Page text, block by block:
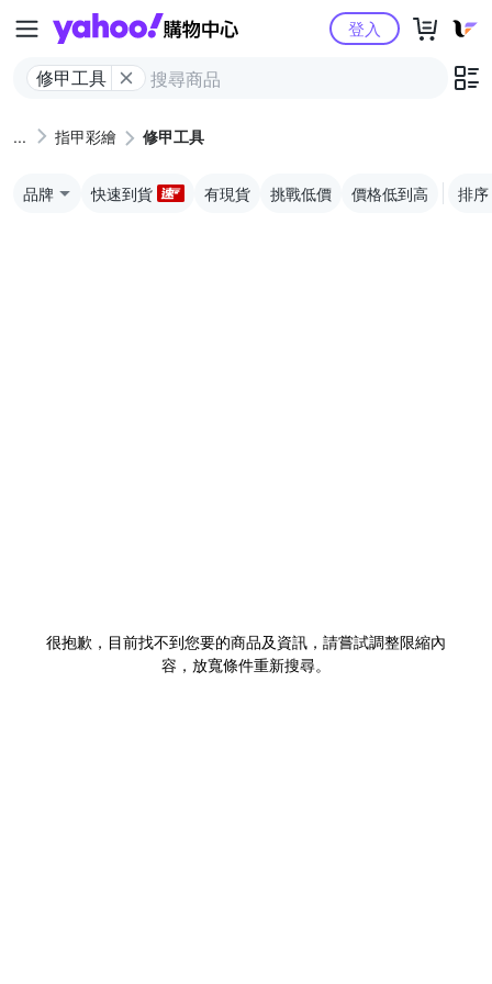
Yahoo購物中心
修甲工具
登入
指甲彩繪 修甲工具
品牌 快速到貨 有現貨 挑戰低價 價格低到高 排序
很抱歉，目前找不到您要的商品及資訊，請嘗試調整限縮內
容，放寬條件重新搜尋。